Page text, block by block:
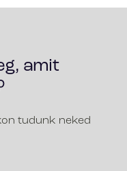
amit
tudunk neked